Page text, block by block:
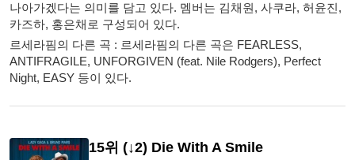
나아가겠다는 의미를 담고 있다. 멤버는 김채원, 사쿠라, 허윤진,
카즈하, 홍은채로 구성되어 있다.
르세라핌의 다른 곡 : 르세라핌의 다른 곡은 FEARLESS,
ANTIFRAGILE, UNFORGIVEN (feat. Nile Rodgers), Perfect
Night, EASY 등이 있다.
15위 (↓2) Die With A Smile